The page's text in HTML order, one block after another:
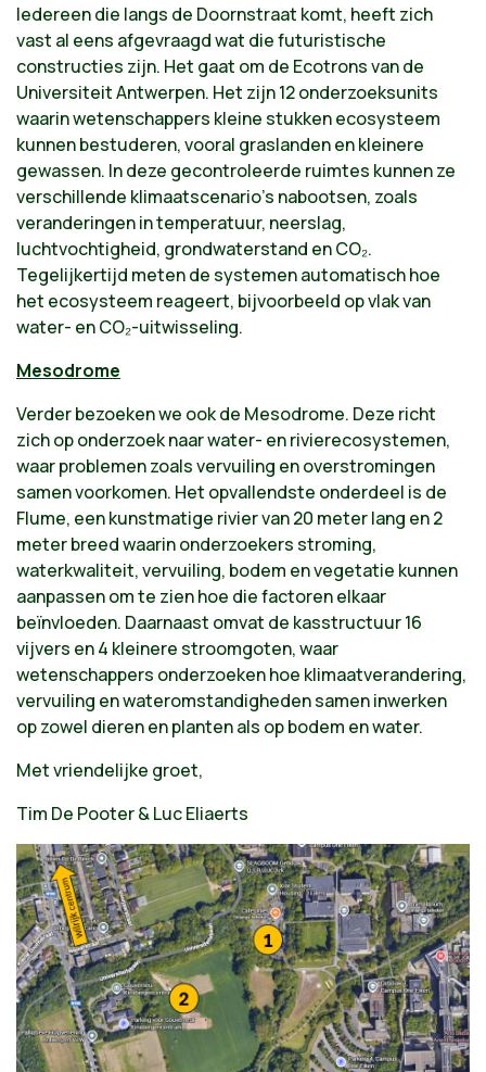
Iedereen die langs de Doornstraat komt, heeft zich
vast al eens afgevraagd wat die futuristische
constructies zijn. Het gaat om de Ecotrons van de
Universiteit Antwerpen. Het zijn 12 onderzoeksunits
waarin wetenschappers kleine stukken ecosysteem
kunnen bestuderen, vooral graslanden en kleinere
gewassen. In deze gecontroleerde ruimtes kunnen ze
verschillende klimaatscenario’s nabootsen, zoals
veranderingen in temperatuur, neerslag,
luchtvochtigheid, grondwaterstand en CO₂.
Tegelijkertijd meten de systemen automatisch hoe
het ecosysteem reageert, bijvoorbeeld op vlak van
water- en CO₂-uitwisseling.
Mesodrome
Verder bezoeken we ook de Mesodrome. Deze richt
zich op onderzoek naar water- en rivierecosystemen,
waar problemen zoals vervuiling en overstromingen
samen voorkomen. Het opvallendste onderdeel is de
Flume, een kunstmatige rivier van 20 meter lang en 2
meter breed waarin onderzoekers stroming,
waterkwaliteit, vervuiling, bodem en vegetatie kunnen
aanpassen om te zien hoe die factoren elkaar
beïnvloeden. Daarnaast omvat de kasstructuur 16
vijvers en 4 kleinere stroomgoten, waar
wetenschappers onderzoeken hoe klimaatverandering,
vervuiling en wateromstandigheden samen inwerken
op zowel dieren en planten als op bodem en water.
Met vriendelijke groet,
Tim De Pooter & Luc Eliaerts